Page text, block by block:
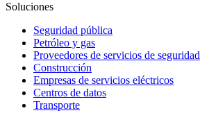
Soluciones
Seguridad pública
Petróleo y gas
Proveedores de servicios de seguridad
Construcción
Empresas de servicios eléctricos
Centros de datos
Transporte